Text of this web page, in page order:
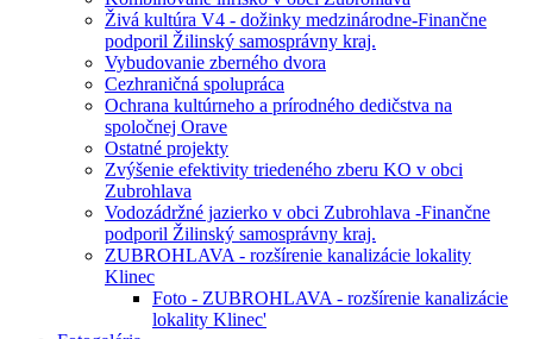
Živá kultúra V4 - dožinky medzinárodne-Finančne
podporil Žilinský samosprávny kraj.
Vybudovanie zberného dvora
Cezhraničná spolupráca
Ochrana kultúrneho a prírodného dedičstva na
spoločnej Orave
Ostatné projekty
Zvýšenie efektivity triedeného zberu KO v obci
Zubrohlava
Vodozádržné jazierko v obci Zubrohlava -Finančne
podporil Žilinský samosprávny kraj.
ZUBROHLAVA - rozšírenie kanalizácie lokality
Klinec
Foto - ZUBROHLAVA - rozšírenie kanalizácie
lokality Klinec'